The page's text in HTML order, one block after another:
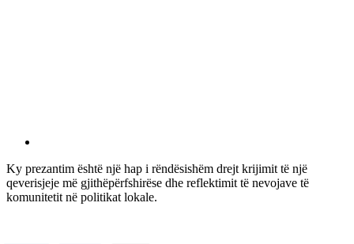
Ky prezantim është një hap i rëndësishëm drejt krijimit të një
qeverisjeje më gjithëpërfshirëse dhe reflektimit të nevojave të
komunitetit në politikat lokale.